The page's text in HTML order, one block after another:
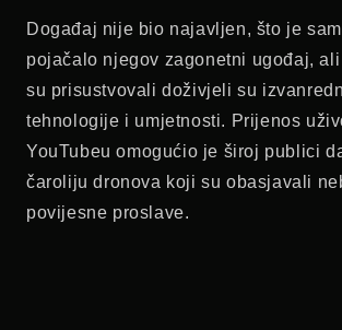
Događaj nije bio najavljen, što je
pojačalo njegov zagonetni ugođaj,
su prisustvovali doživjeli su
tehnologije i umjetnosti. Prijenos
YouTubeu omogućio je široj publici
čaroliju dronova koji su obasjavali
povijesne proslave.